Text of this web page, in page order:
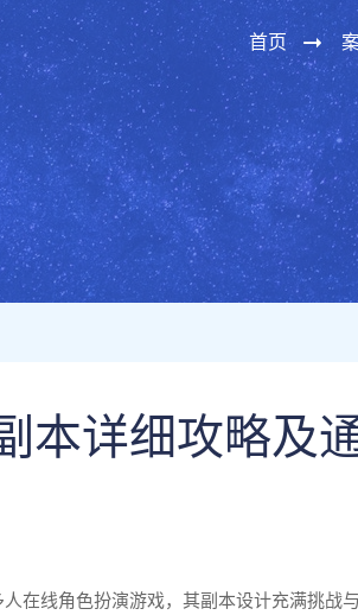
首页
本详细攻略及
在线角色扮演游戏，其副本设计充满挑战